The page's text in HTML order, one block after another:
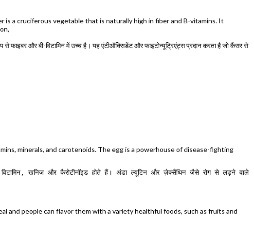
a cruciferous vegetable that is naturally high in fiber and B-vitamins. It
फाइबर और बी-विटामिन में उच्च है। यह एंटीऑक्सिडेंट और फाइटोन्यूट्रिएंट्स प्रदान करता है जो कैंसर से
minerals, and carotenoids. The egg is a powerhouse of disease-fighting
खनिज और कैरोटीनॉइड होते हैं। अंडा ल्यूटिन और ज़ेक्सैंथिन जैसे रोग से लड़ने वाले
and people can flavor them with a variety healthful foods, such as fruits and